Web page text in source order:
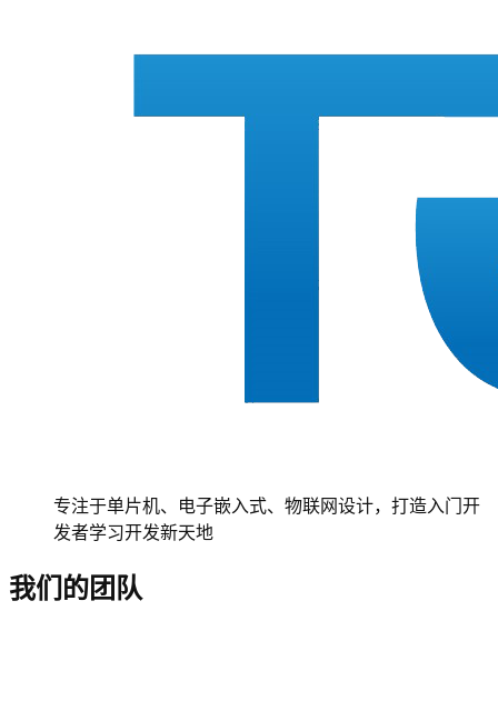
专注于单片机、电子嵌入式、物联网设计，打造入门开
发者学习开发新天地
我们的团队